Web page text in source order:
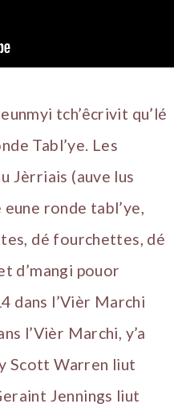
tch’êcrivit qu’lé
Tabl’ye. Les
Jèrriais (auve lus
ronde tabl’ye,
dé fourchettes, dé
d’mangi pouor
dans l’Vièr Marchi
l’Vièr Marchi, y’a
Scott Warren liut
Jennings liut